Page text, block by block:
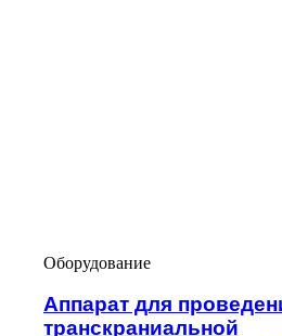
Оборудование
Аппарат для
транскраниальной